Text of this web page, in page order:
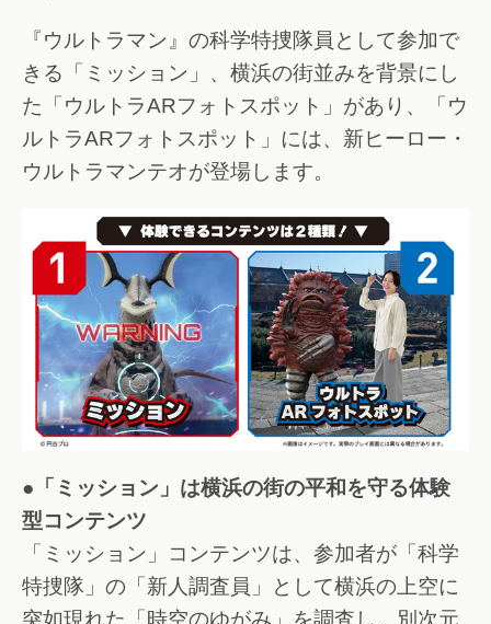
『ウルトラマン』の科学特捜隊員として参加で
きる「ミッション」、横浜の街並みを背景にし
た「ウルトラARフォトスポット」があり、「ウ
ルトラARフォトスポット」には、新ヒーロー・
ウルトラマンテオが登場します。
●「ミッション」は横浜の街の平和を守る体験
型コンテンツ
「ミッション」コンテンツは、参加者が「科学
特捜隊」の「新人調査員」として横浜の上空に
突如現れた「時空のゆがみ」を調査し、別次元